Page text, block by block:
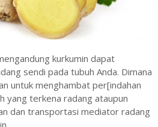
kurkumin dapat
sendi pada tubuh Anda. Dimana
untuk menghambat per[indahan
yang terkena radang ataupun
dan transportasi mediator radang